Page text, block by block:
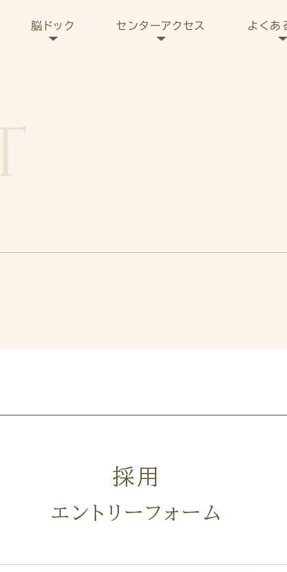
脳ドック センターアクセス よくあ
採用
エントリーフォーム